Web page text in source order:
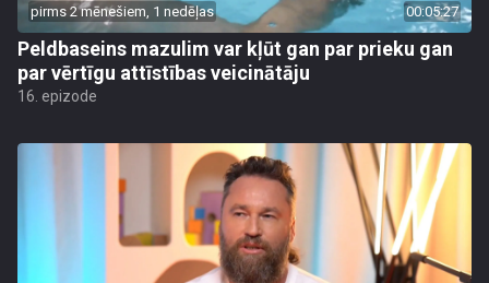
pirms 2 mēnešiem, 1 nedēļas 00:05:27
Peldbaseins mazulim var kļūt gan par prieku gan
par vērtīgu attīstības veicinātāju
16. epizode